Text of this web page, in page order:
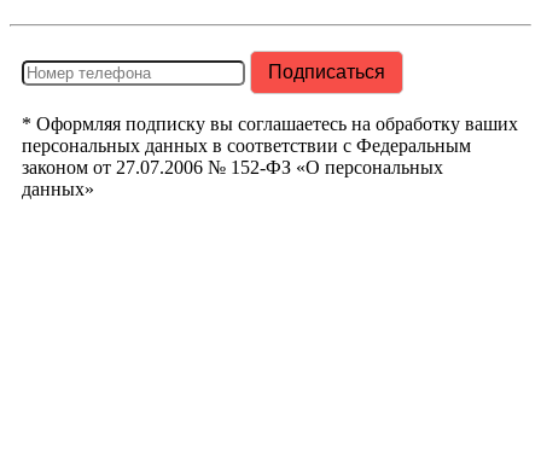
* Оформляя подписку вы соглашаетесь на обработку ваших
персональных данных в соответствии с Федеральным
законом от 27.07.2006 № 152-ФЗ «О персональных
данных»